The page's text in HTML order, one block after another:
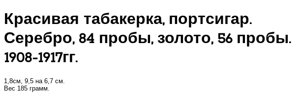
Красивая табакерка, портсигар.
Серебро, 84 пробы, золото, 56 пробы.
1908-1917гг.
1,8см, 9,5 на 6,7 см.
Вес 185 грамм.